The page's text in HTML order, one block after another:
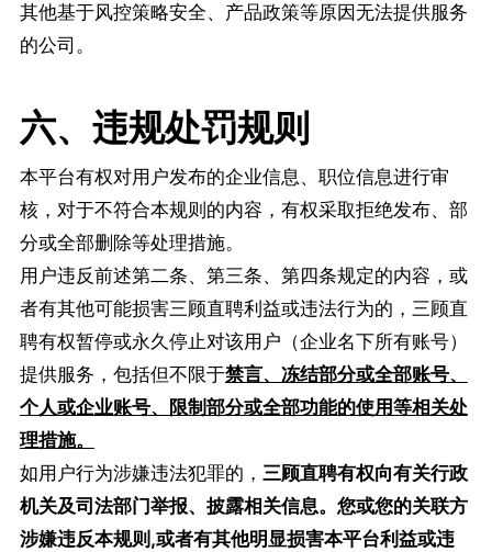
其他基于风控策略安全、产品政策等原因无法提供服务
的公司。
六、违规处罚规则
本平台有权对用户发布的企业信息、职位信息进行审
核，对于不符合本规则的内容，有权采取拒绝发布、部
分或全部删除等处理措施。
用户违反前述第二条、第三条、第四条规定的内容，或
者有其他可能损害三顾直聘利益或违法行为的，三顾直
聘有权暂停或永久停止对该用户（企业名下所有账号）
提供服务，包括但不限于禁言、冻结部分或全部账号、
个人或企业账号、限制部分或全部功能的使用等相关处
理措施。
如用户行为涉嫌违法犯罪的， 三顾直聘有权向有关行政
机关及司法部门举报、披露相关信息。 您或您的关联方
涉嫌违反本规则,或者有其他明显损害本平台利益或违